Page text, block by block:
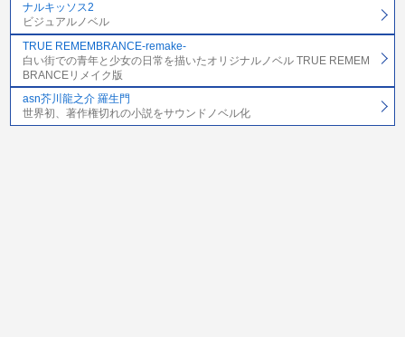
ナルキッソス2
ビジュアルノベル
TRUE REMEMBRANCE-remake-
白い街での青年と少女の日常を描いたオリジナルノベル TRUE REMEM
BRANCEリメイク版
asn芥川龍之介 羅生門
世界初、著作権切れの小説をサウンドノベル化